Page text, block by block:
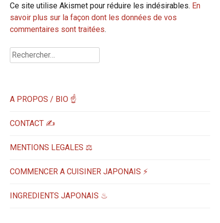
Ce site utilise Akismet pour réduire les indésirables. En
savoir plus sur la façon dont les données de vos
commentaires sont traitées.
Rechercher :
A PROPOS / BIO ☝
CONTACT ✍️
MENTIONS LEGALES ⚖️
COMMENCER A CUISINER JAPONAIS ⚡
INGREDIENTS JAPONAIS ♨